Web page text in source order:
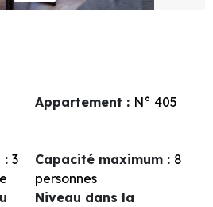
Appartement : N° 405
: 3
Capacité maximum : 8
personnes
Niveau dans la